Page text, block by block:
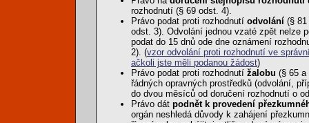
rozhodnutí (§ 69 odst. 4).
Právo podat proti rozhodnutí odvolání (§
odst. 3). Odvolání jednou vzaté zpět nelze
podat do 15 dnů ode dne oznámení
2). (vzor odvolání proti rozhodnutí ve
ačkoli jste měli podanou žádost)
Právo podat proti rozhodnutí žalobu (§ 65
řádných opravných prostředků (odvolání,
do dvou měsíců od doručení rozhodnutí o
Právo dát podnět k provedení
orgán neshledá důvody k zahájení